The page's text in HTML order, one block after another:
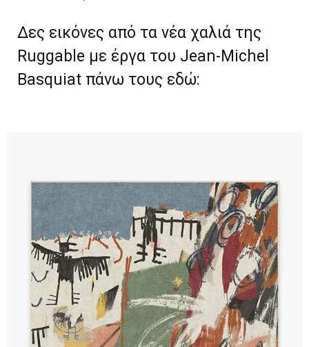
Δες εικόνες από τα νέα χαλιά της
Ruggable με έργα του Jean-Michel
Basquiat πάνω τους εδώ: